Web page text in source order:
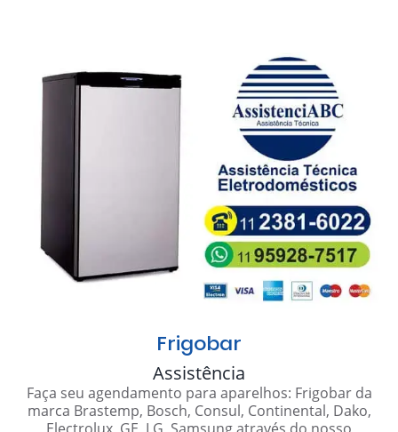
Frigobar
Assistência
Faça seu agendamento para aparelhos: Frigobar da
marca Brastemp, Bosch, Consul, Continental, Dako,